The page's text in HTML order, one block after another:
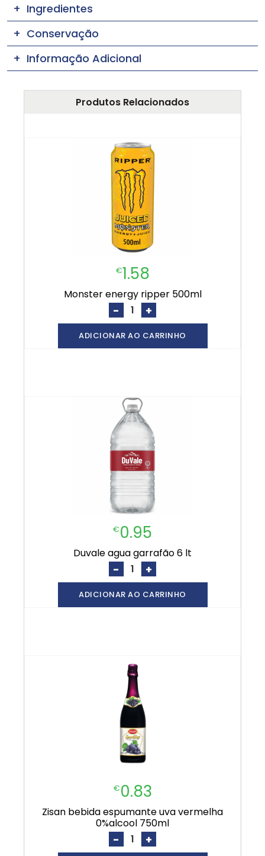
Ingredientes
Conservação
Informação Adicional
Produtos Relacionados
€1.58
monster energy ripper 500ml
- +
ADICIONAR AO CARRINHO
€0.95
duvale agua garrafão 6 lt
- +
ADICIONAR AO CARRINHO
€0.83
zisan bebida espumante uva vermelha
0%alcool 750ml
- +